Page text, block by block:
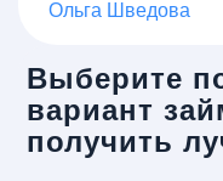
Ольга Шведова
Выберите
вариант
получить